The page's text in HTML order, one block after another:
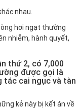
nhau.
hơi ngạt thường
nhiễm, hành quyết,
thứ 2, có 7,000
được gọi là
tác cai ngục và tàn
kẻ này bị kết án về